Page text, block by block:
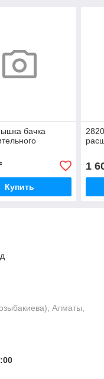
бачка
Купить
1
Алматы,